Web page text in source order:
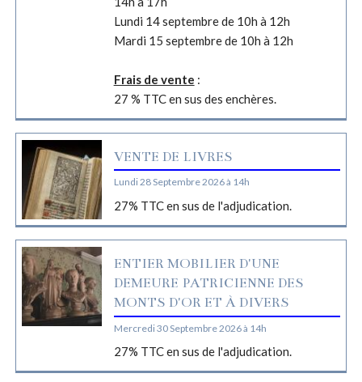
Lundi 14 septembre de 10h à 12h
Mardi 15 septembre de 10h à 12h
Frais de vente :
27 % TTC en sus des enchères.
VENTE DE LIVRES
Lundi 28 Septembre 2026 à 14h
27% TTC en sus de l'adjudication.
ENTIER MOBILIER D'UNE
DEMEURE PATRICIENNE DES
MONTS D'OR ET À DIVERS
Mercredi 30 Septembre 2026 à 14h
27% TTC en sus de l'adjudication.